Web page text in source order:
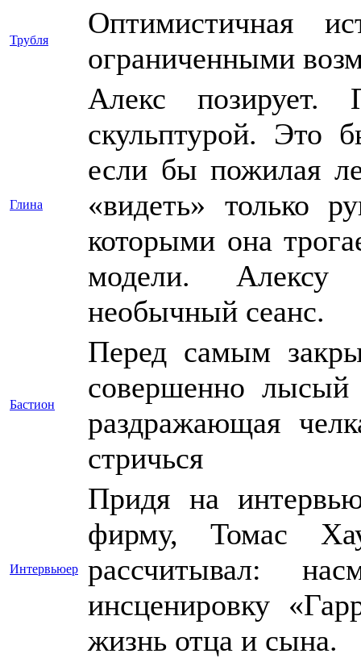
Трубля
Оптимистичная
ограниченными
Глина
Алекс позирует.
скульптурой. Это
если бы пожилая
«видеть» только
которыми она
модели. Алексу
необычный сеанс.
Бастион
Перед самым
совершенно
раздражающая
стричься
Интервьюер
Придя на
фирму, Томас
рассчитывал:
инсценировку
жизнь отца и сына.